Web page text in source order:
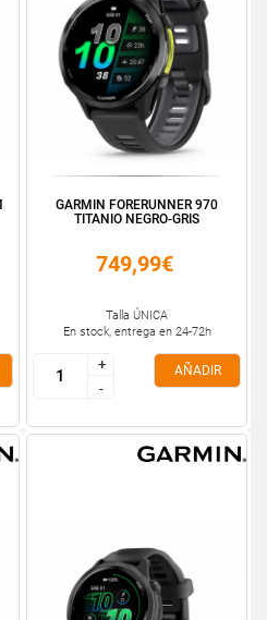
GARMIN FORERUNNER 970
TITANIO NEGRO-GRIS
749,99€
Talla ÚNICA
En stock, entrega en 24-72h
+
-
+
-
AÑADIR